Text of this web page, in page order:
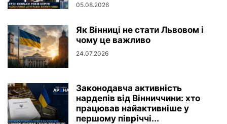
05.08.2026
Як Вінниці не стати Львовом і
чому це важливо
24.07.2026
Законодавча активність
нардепів від Вінниччини: хто
працював найактивніше у
першому півріччі...